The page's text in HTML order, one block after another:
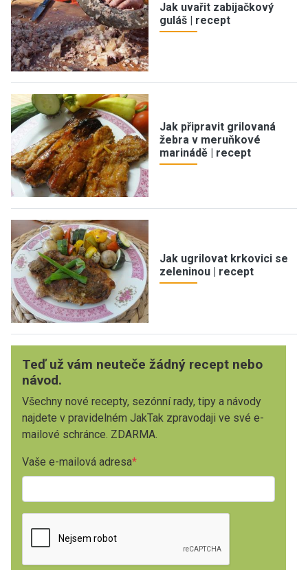
Jak uvařit zabijačkový
guláš | recept
Jak připravit grilovaná
žebra v meruňkové
marinádě | recept
Jak ugrilovat krkovici se
zeleninou | recept
Teď už vám neuteče žádný recept nebo
návod.
Všechny nové recepty, sezónní rady, tipy a návody
najdete v pravidelném JakTak zpravodaji ve své e-
mailové schránce. ZDARMA.
Vaše e-mailová adresa